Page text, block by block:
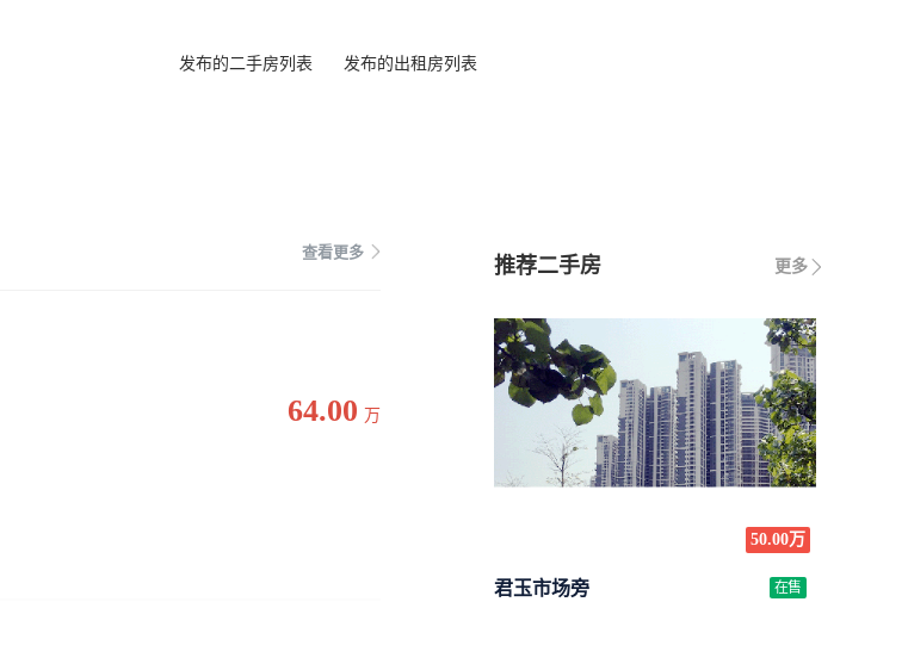
发布的二手房列表 发布的出租房列表
查看更多
64.00 万
更多
推荐二手房
50.00万
君玉市场旁 在售